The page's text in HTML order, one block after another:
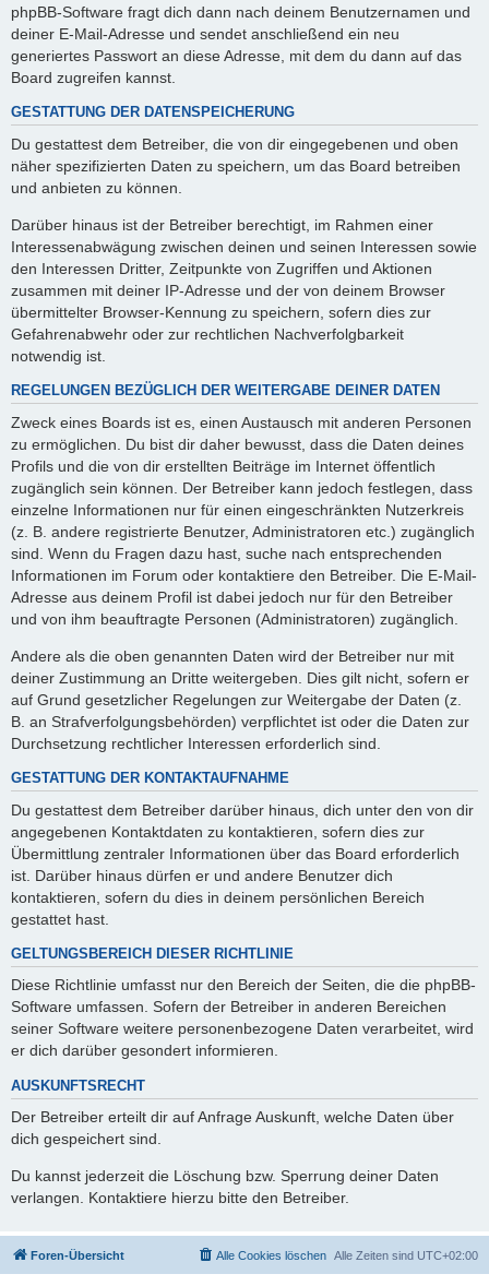
phpBB-Software fragt dich dann nach deinem Benutzernamen und
deiner E-Mail-Adresse und sendet anschließend ein neu
generiertes Passwort an diese Adresse, mit dem du dann auf das
Board zugreifen kannst.
GESTATTUNG DER DATENSPEICHERUNG
Du gestattest dem Betreiber, die von dir eingegebenen und oben
näher spezifizierten Daten zu speichern, um das Board betreiben
und anbieten zu können.
Darüber hinaus ist der Betreiber berechtigt, im Rahmen einer
Interessenabwägung zwischen deinen und seinen Interessen sowie
den Interessen Dritter, Zeitpunkte von Zugriffen und Aktionen
zusammen mit deiner IP-Adresse und der von deinem Browser
übermittelter Browser-Kennung zu speichern, sofern dies zur
Gefahrenabwehr oder zur rechtlichen Nachverfolgbarkeit
notwendig ist.
REGELUNGEN BEZÜGLICH DER WEITERGABE DEINER DATEN
Zweck eines Boards ist es, einen Austausch mit anderen Personen
zu ermöglichen. Du bist dir daher bewusst, dass die Daten deines
Profils und die von dir erstellten Beiträge im Internet öffentlich
zugänglich sein können. Der Betreiber kann jedoch festlegen, dass
einzelne Informationen nur für einen eingeschränkten Nutzerkreis
(z. B. andere registrierte Benutzer, Administratoren etc.) zugänglich
sind. Wenn du Fragen dazu hast, suche nach entsprechenden
Informationen im Forum oder kontaktiere den Betreiber. Die E-Mail-
Adresse aus deinem Profil ist dabei jedoch nur für den Betreiber
und von ihm beauftragte Personen (Administratoren) zugänglich.
Andere als die oben genannten Daten wird der Betreiber nur mit
deiner Zustimmung an Dritte weitergeben. Dies gilt nicht, sofern er
auf Grund gesetzlicher Regelungen zur Weitergabe der Daten (z.
B. an Strafverfolgungsbehörden) verpflichtet ist oder die Daten zur
Durchsetzung rechtlicher Interessen erforderlich sind.
GESTATTUNG DER KONTAKTAUFNAHME
Du gestattest dem Betreiber darüber hinaus, dich unter den von dir
angegebenen Kontaktdaten zu kontaktieren, sofern dies zur
Übermittlung zentraler Informationen über das Board erforderlich
ist. Darüber hinaus dürfen er und andere Benutzer dich
kontaktieren, sofern du dies in deinem persönlichen Bereich
gestattet hast.
GELTUNGSBEREICH DIESER RICHTLINIE
Diese Richtlinie umfasst nur den Bereich der Seiten, die die phpBB-
Software umfassen. Sofern der Betreiber in anderen Bereichen
seiner Software weitere personenbezogene Daten verarbeitet, wird
er dich darüber gesondert informieren.
AUSKUNFTSRECHT
Der Betreiber erteilt dir auf Anfrage Auskunft, welche Daten über
dich gespeichert sind.
Du kannst jederzeit die Löschung bzw. Sperrung deiner Daten
verlangen. Kontaktiere hierzu bitte den Betreiber.
Foren-Übersicht Alle Zeiten sind UTC+02:00
Alle Cookies löschen